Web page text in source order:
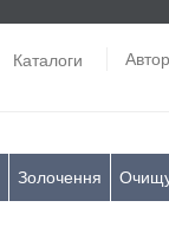
Каталоги
Золочення